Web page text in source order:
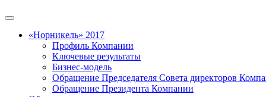
«Норникель» 2017
Профиль Компании
Ключевые результаты
Бизнес-модель
Обращение Председателя Совета директоров
Обращение Президента Компании